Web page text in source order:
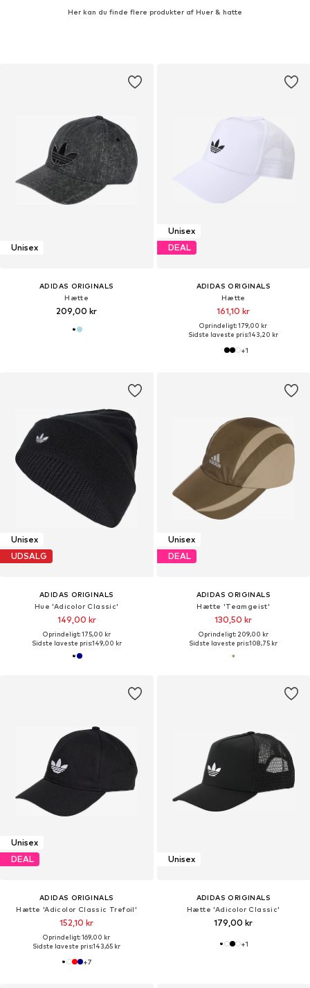
Her kan du finde flere produkter af Huer & hatte
Unisex
ADIDAS ORIGINALS
Hætte
209,00 kr
Unisex
DEAL
ADIDAS ORIGINALS
Hætte
161,10 kr
Oprindeligt: 179,00 kr
Sidste laveste pris:143,20 kr
+1
Unisex
UDSALG
ADIDAS ORIGINALS
Hue 'Adicolor Classic'
149,00 kr
Oprindeligt: 175,00 kr
Sidste laveste pris:149,00 kr
Unisex
DEAL
ADIDAS ORIGINALS
Hætte 'Teamgeist'
130,50 kr
Oprindeligt: 209,00 kr
Sidste laveste pris:108,75 kr
Unisex
DEAL
ADIDAS ORIGINALS
Hætte 'Adicolor Classic Trefoil'
152,10 kr
Oprindeligt: 169,00 kr
Sidste laveste pris:143,65 kr
+7
Unisex
ADIDAS ORIGINALS
Hætte 'Adicolor Classic'
179,00 kr
+1